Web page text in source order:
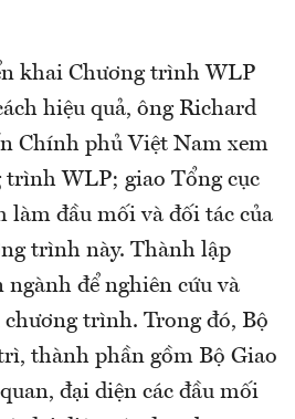
khai Chương trình WLP
hiệu quả, ông Richard
Chính phủ Việt Nam xem
trình WLP; giao Tổng cục
làm đầu mối và đối tác của
trình này. Thành lập
để nghiên cứu và
trình. Trong đó, Bộ
thành phần gồm Bộ Giao
đại diện các đầu mối